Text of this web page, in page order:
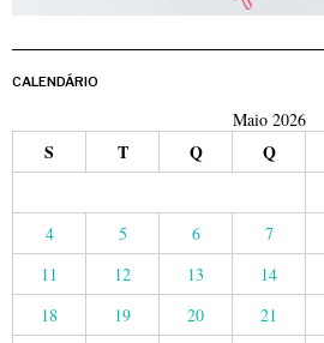
CALENDÁRIO
Maio 2026
S T Q Q
4
5 6 7
11
12 13 14
18
19 20 21